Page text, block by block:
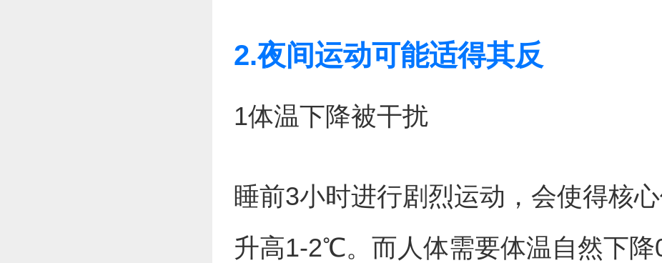
2.夜间运动可能适得其反
1体温下降被干扰
睡前3小时进行剧烈运动，会使得核
升高1-2℃。而人体需要体温自然下